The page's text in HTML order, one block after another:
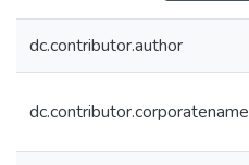
dc.contributor.author
dc.contributor.corporatename